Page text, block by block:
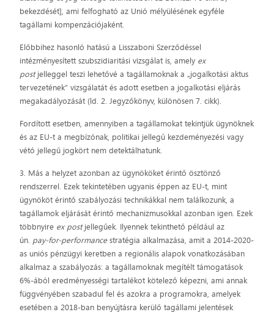
bekezdését], ami felfogható az Unió mélyülésének egyféle
tagállami kompenzációjaként.
Előbbihez hasonló hatású a Lisszaboni Szerződéssel
intézményesített szubszidiaritási vizsgálat is, amely ex
postjelleggel teszi lehetővé a tagállamoknak a „jogalkotási aktus
tervezetének” vizsgálatát és adott esetben a jogalkotási eljárás
megakadályozását (ld. 2. Jegyzőkönyv, különösen 7. cikk).
Fordított esetben, amennyiben a tagállamokat tekintjük ügynöknek
és az EU-t a megbízónak, politikai jellegű kezdeményezési vagy
vétó jellegű jogkört nem detektálhatunk.
3. Más a helyzet azonban az ügynököket érintő ösztönző
rendszerrel. Ezek tekintetében ugyanis éppen az EU-t, mint
ügynököt érintő szabályozási technikákkal nem találkozunk, a
tagállamok eljárását érintő mechanizmusokkal azonban igen. Ezek
többnyire ex postjellegűek. Ilyennek tekinthető például az
ún. pay-for-performancestratégia alkalmazása, amit a 2014-2020-
as uniós pénzügyi keretben a regionális alapok vonatkozásában
alkalmaz a szabályozás: a tagállamoknak megítélt támogatások
6%-ából eredményességi tartalékot kötelező képezni, ami annak
függvényében szabadul fel és azokra a programokra, amelyek
esetében a 2018-ban benyújtásra kerülő tagállami jelentések